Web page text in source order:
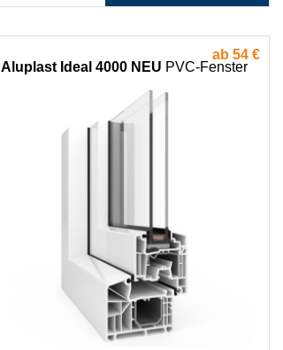
ab 54 €
Aluplast Ideal 4000 NEU PVC-Fenster